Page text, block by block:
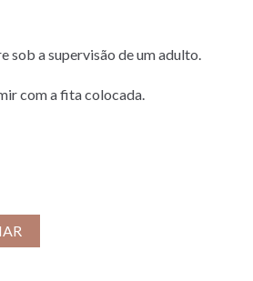
sob a supervisão de um adulto.
com a fita colocada.